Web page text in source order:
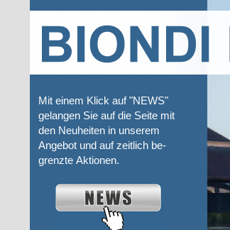
Mit einem Klick auf "NEWS"
gelangen Sie auf die Seite mit
den Neuheiten in unserem
Angebot und auf zeitlich be-
grenzte Aktionen.